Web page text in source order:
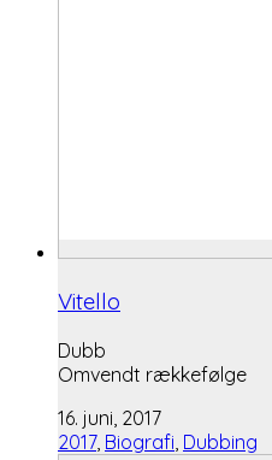
Vitello
Dubb
Omvendt rækkefølge
16. juni, 2017
2017, Biografi Dubbing